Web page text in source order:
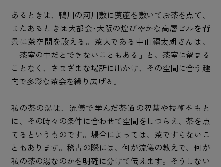
あるときは、鴨川の河川敷に茣蓙を敷いてお茶を点て、
またあるときは大都会･大阪の煌びやかな高層ビルを背
景に茶空間を設える。茶人である中山福太朗さんは、
「茶室の中だとできないこともある」と、茶室に留まる
ことなく、さまざまな場所に出かけ、その空間に合う趣
向で多彩な茶会を繰り広げる。
私の茶の湯は、流儀で学んだ茶道の智慧や技術をもと
に、その時々の条件に合わせて空間をしつらえ、茶を点
てるというものです。場合によっては、茶ですらないこ
ともあります。稽古の際には、何が流儀の教えで、何が
私の茶の湯なのかを明確に分けて伝えます。そうしない